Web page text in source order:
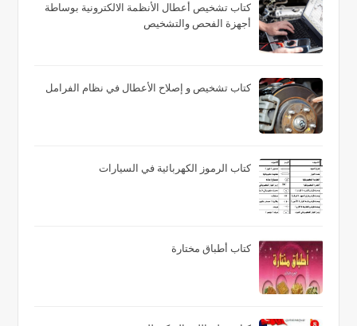
كتاب تشخيص أعطال الأنظمة الالكترونية بوساطة
أجهزة الفحص والتشخيص
كتاب تشخيص و إصلاح الأعطال في نظام الفرامل
كتاب الرموز الكهربائية في السيارات
كتاب أطباق مختارة